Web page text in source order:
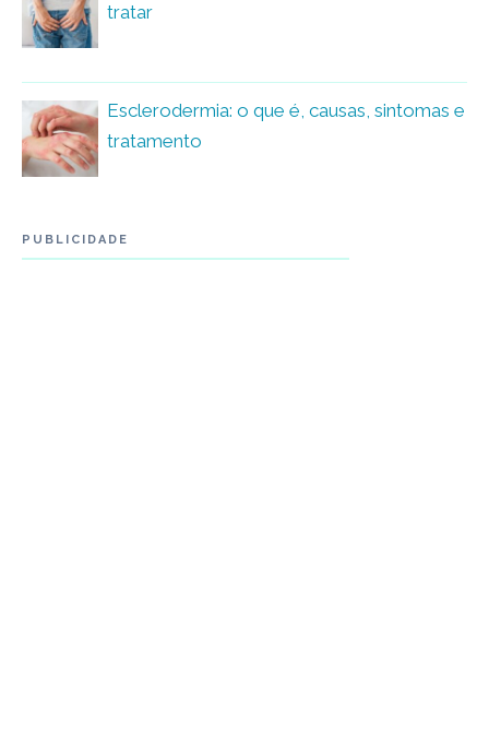
tratar
Esclerodermia: o que é, causas, sintomas e
tratamento
PUBLICIDADE